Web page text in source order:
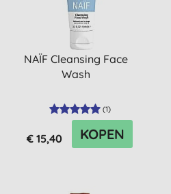
NAÏF Cleansing Face
Wash
(1)
€ 15,40 KOPEN